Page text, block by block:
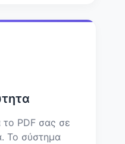
PDF σας σε
Το σύστημα